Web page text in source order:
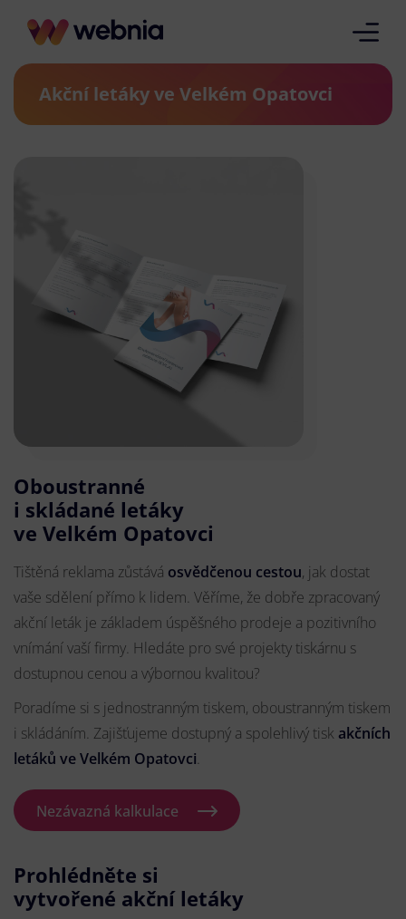
Akční letáky ve Velkém Opatovci
Oboustranné
i skládané letáky
ve Velkém Opatovci
Tištěná reklama zůstává osvědčenou cestou, jak dostat
vaše sdělení přímo k lidem. Věříme, že dobře zpracovaný
akční leták je základem úspěšného prodeje a pozitivního
vnímání vaší firmy. Hledáte pro své projekty tiskárnu s
dostupnou cenou a výbornou kvalitou?
Poradíme si s jednostranným tiskem, oboustranným tiskem
i skládáním. Zajišťujeme dostupný a spolehlivý tisk akčních
letáků ve Velkém Opatovci.
Nezávazná kalkulace
Prohlédněte si
vytvořené akční letáky